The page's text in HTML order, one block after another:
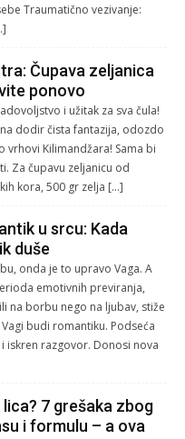
Traumatično vezivanje:
Čupava zeljanica
ponovo
i užitak za sva čula!
dodir čista fantazija, odozdo
vrhovi Kilimandžara! Sama bi
Za čupavu zeljanicu od
kora, 500 gr zelja […]
u srcu: Kada
duše
onda je to upravo Vaga. A
emotivnih previranja,
na borbu nego na ljubav, stiže
budi romantiku. Podseća
iskren razgovor. Donosi nova
7 grešaka zbog
i formulu – a ova